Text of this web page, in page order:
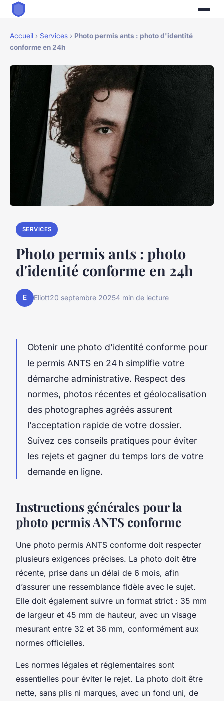
Accueil › Services › Photo permis ants : photo d'identité
conforme en 24h
SERVICES
Photo permis ants : photo
d'identité conforme en 24h
E Eliott20 septembre 20254 min de lecture
Obtenir une photo d’identité conforme pour
le permis ANTS en 24 h simplifie votre
démarche administrative. Respect des
normes, photos récentes et géolocalisation
des photographes agréés assurent
l’acceptation rapide de votre dossier.
Suivez ces conseils pratiques pour éviter
les rejets et gagner du temps lors de votre
demande en ligne.
Instructions générales pour la
photo permis ANTS conforme
Une photo permis ANTS conforme doit respecter
plusieurs exigences précises. La photo doit être
récente, prise dans un délai de 6 mois, afin
d’assurer une ressemblance fidèle avec le sujet.
Elle doit également suivre un format strict : 35 mm
de largeur et 45 mm de hauteur, avec un visage
mesurant entre 32 et 36 mm, conformément aux
normes officielles.
Les normes légales et réglementaires sont
essentielles pour éviter le rejet. La photo doit être
nette, sans plis ni marques, avec un fond uni, de